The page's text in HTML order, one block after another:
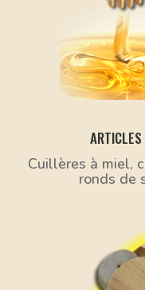
Cuillères à miel,
ronds de